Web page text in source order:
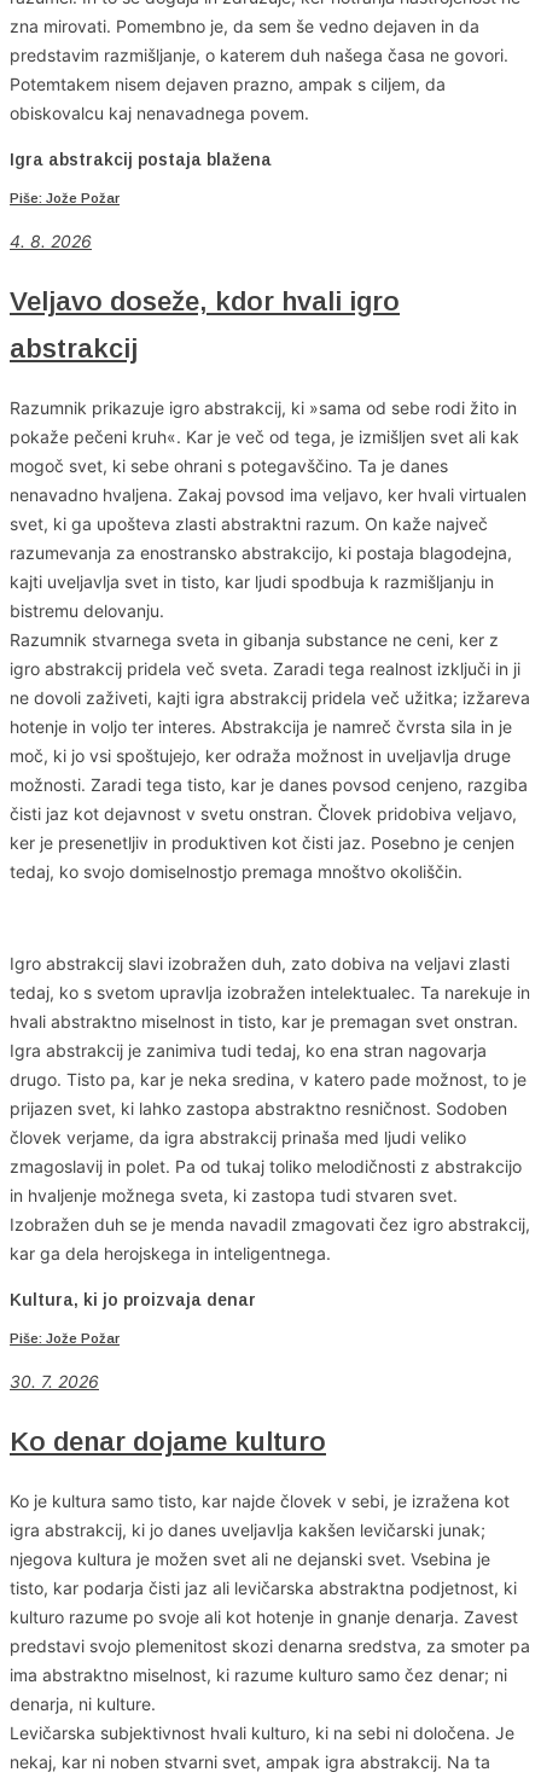
zna mirovati. Pomembno je, da sem še vedno dejaven in da
predstavim razmišljanje, o katerem duh našega časa ne govori.
Potemtakem nisem dejaven prazno, ampak s ciljem, da
obiskovalcu kaj nenavadnega povem.
Igra abstrakcij postaja blažena
Piše: Jože Požar
4. 8. 2026
Veljavo doseže, kdor hvali igro
abstrakcij
Razumnik prikazuje igro abstrakcij, ki »sama od sebe rodi žito in
pokaže pečeni kruh«. Kar je več od tega, je izmišljen svet ali kak
mogoč svet, ki sebe ohrani s potegavščino. Ta je danes
nenavadno hvaljena. Zakaj povsod ima veljavo, ker hvali virtualen
svet, ki ga upošteva zlasti abstraktni razum. On kaže največ
razumevanja za enostransko abstrakcijo, ki postaja blagodejna,
kajti uveljavlja svet in tisto, kar ljudi spodbuja k razmišljanju in
bistremu delovanju.
Razumnik stvarnega sveta in gibanja substance ne ceni, ker z
igro abstrakcij pridela več sveta. Zaradi tega realnost izključi in ji
ne dovoli zaživeti, kajti igra abstrakcij pridela več užitka; izžareva
hotenje in voljo ter interes. Abstrakcija je namreč čvrsta sila in je
moč, ki jo vsi spoštujejo, ker odraža možnost in uveljavlja druge
možnosti. Zaradi tega tisto, kar je danes povsod cenjeno, razgiba
čisti jaz kot dejavnost v svetu onstran. Človek pridobiva veljavo,
ker je presenetljiv in produktiven kot čisti jaz. Posebno je cenjen
tedaj, ko svojo domiselnostjo premaga mnoštvo okoliščin.
Igro abstrakcij slavi izobražen duh, zato dobiva na veljavi zlasti
tedaj, ko s svetom upravlja izobražen intelektualec. Ta narekuje in
hvali abstraktno miselnost in tisto, kar je premagan svet onstran.
Igra abstrakcij je zanimiva tudi tedaj, ko ena stran nagovarja
drugo. Tisto pa, kar je neka sredina, v katero pade možnost, to je
prijazen svet, ki lahko zastopa abstraktno resničnost. Sodoben
človek verjame, da igra abstrakcij prinaša med ljudi veliko
zmagoslavij in polet. Pa od tukaj toliko melodičnosti z abstrakcijo
in hvaljenje možnega sveta, ki zastopa tudi stvaren svet.
Izobražen duh se je menda navadil zmagovati čez igro abstrakcij,
kar ga dela herojskega in inteligentnega.
Kultura, ki jo proizvaja denar
Piše: Jože Požar
30. 7. 2026
Ko denar dojame kulturo
Ko je kultura samo tisto, kar najde človek v sebi, je izražena kot
igra abstrakcij, ki jo danes uveljavlja kakšen levičarski junak;
njegova kultura je možen svet ali ne dejanski svet. Vsebina je
tisto, kar podarja čisti jaz ali levičarska abstraktna podjetnost, ki
kulturo razume po svoje ali kot hotenje in gnanje denarja. Zavest
predstavi svojo plemenitost skozi denarna sredstva, za smoter pa
ima abstraktno miselnost, ki razume kulturo samo čez denar; ni
denarja, ni kulture.
Levičarska subjektivnost hvali kulturo, ki na sebi ni določena. Je
nekaj, kar ni noben stvarni svet, ampak igra abstrakcij. Na ta